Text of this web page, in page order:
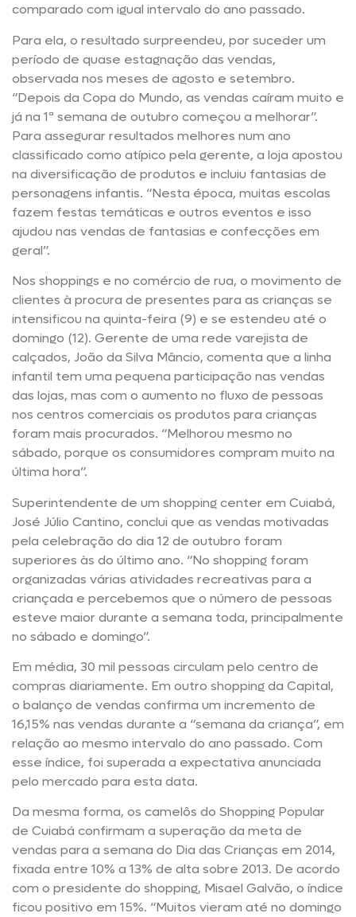
comparado com igual intervalo do ano passado.
Para ela, o resultado surpreendeu, por suceder um
período de quase estagnação das vendas,
observada nos meses de agosto e setembro.
“Depois da Copa do Mundo, as vendas caíram muito e
já na 1ª semana de outubro começou a melhorar”.
Para assegurar resultados melhores num ano
classificado como atípico pela gerente, a loja apostou
na diversificação de produtos e incluiu fantasias de
personagens infantis. “Nesta época, muitas escolas
fazem festas temáticas e outros eventos e isso
ajudou nas vendas de fantasias e confecções em
geral”.
Nos shoppings e no comércio de rua, o movimento de
clientes à procura de presentes para as crianças se
intensificou na quinta-feira (9) e se estendeu até o
domingo (12). Gerente de uma rede varejista de
calçados, João da Silva Mâncio, comenta que a linha
infantil tem uma pequena participação nas vendas
das lojas, mas com o aumento no fluxo de pessoas
nos centros comerciais os produtos para crianças
foram mais procurados. “Melhorou mesmo no
sábado, porque os consumidores compram muito na
última hora”.
Superintendente de um shopping center em Cuiabá,
José Júlio Cantino, conclui que as vendas motivadas
pela celebração do dia 12 de outubro foram
superiores às do último ano. “No shopping foram
organizadas várias atividades recreativas para a
criançada e percebemos que o número de pessoas
esteve maior durante a semana toda, principalmente
no sábado e domingo”.
Em média, 30 mil pessoas circulam pelo centro de
compras diariamente. Em outro shopping da Capital,
o balanço de vendas confirma um incremento de
16,15% nas vendas durante a “semana da criança”, em
relação ao mesmo intervalo do ano passado. Com
esse índice, foi superada a expectativa anunciada
pelo mercado para esta data.
Da mesma forma, os camelôs do Shopping Popular
de Cuiabá confirmam a superação da meta de
vendas para a semana do Dia das Crianças em 2014,
fixada entre 10% a 13% de alta sobre 2013. De acordo
com o presidente do shopping, Misael Galvão, o índice
ficou positivo em 15%. “Muitos vieram até no domingo